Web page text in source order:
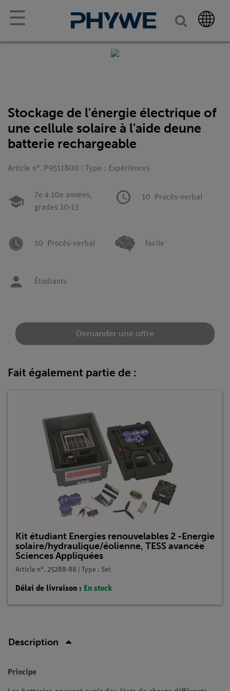
☰
Stockage de l'énergie électrique of
une cellule solaire à l'aide deune
batterie rechargeable
Article n°. P9511800 | Type : Expériences
7e à 10e années,
grades 10-13
10 Procès-verbal
10 Procès-verbal facile
Étudiants
Demander une offre
Fait également partie de :
Kit étudiant Energies renouvelables 2 -Energie
solaire/hydraulique/éolienne, TESS avancée
Sciences Appliquées
Article n°. 25288-88 | Type : Set
Délai de livraison : En stock
Description
Principe